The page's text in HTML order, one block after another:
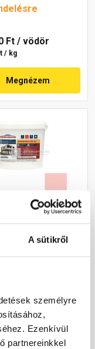
A sütikről
személyre
Ezenkívül
partnereinkkel
Ft / vödör
/ kg
Megnézem
kapart 1,5
Ft / db
Megnézem